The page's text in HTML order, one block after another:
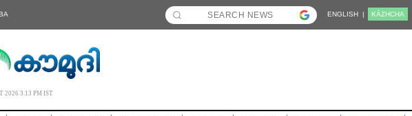
ENGLISH | KĀZHCHA
2026 3.13 PM IST